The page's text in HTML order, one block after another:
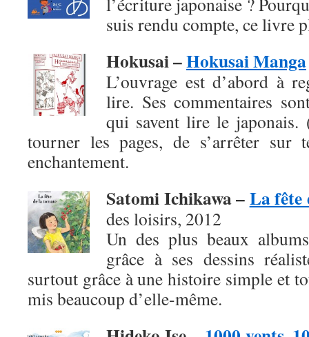
suis rendu compte, ce livre
Hokusai –Hokusai Manga
L’ouvrage est d’abord à
lire. Ses commentaires
qui savent lire le
tourner les pages, de s’arrêter sur
enchantement.
Satomi Ichikawa –La fête
des loisirs, 2012
Un des plus beaux
grâce à ses dessins
surtout grâce à une histoire simple et
mis beaucoup d’elle-même.